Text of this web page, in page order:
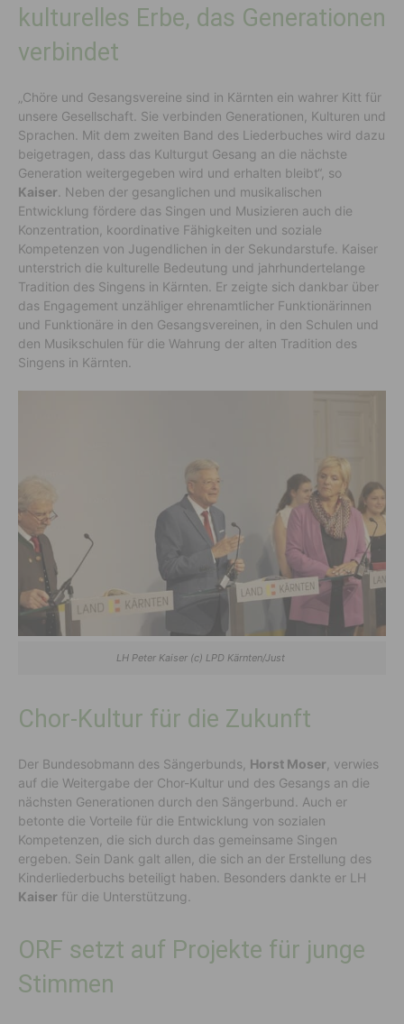
kulturelles Erbe, das Generationen
verbindet
„Chöre und Gesangsvereine sind in Kärnten ein wahrer Kitt für
unsere Gesellschaft. Sie verbinden Generationen, Kulturen und
Sprachen. Mit dem zweiten Band des Liederbuches wird dazu
beigetragen, dass das Kulturgut Gesang an die nächste
Generation weitergegeben wird und erhalten bleibt“, so
Kaiser . Neben der gesanglichen und musikalischen
Entwicklung fördere das Singen und Musizieren auch die
Konzentration, koordinative Fähigkeiten und soziale
Kompetenzen von Jugendlichen in der Sekundarstufe. Kaiser
unterstrich die kulturelle Bedeutung und jahrhundertelange
Tradition des Singens in Kärnten. Er zeigte sich dankbar über
das Engagement unzähliger ehrenamtlicher Funktionärinnen
und Funktionäre in den Gesangsvereinen, in den Schulen und
den Musikschulen für die Wahrung der alten Tradition des
Singens in Kärnten.
LH Peter Kaiser (c) LPD Kärnten/Just
Chor-Kultur für die Zukunft
Der Bundesobmann des Sängerbunds, Horst Moser , verwies
auf die Weitergabe der Chor-Kultur und des Gesangs an die
nächsten Generationen durch den Sängerbund. Auch er
betonte die Vorteile für die Entwicklung von sozialen
Kompetenzen, die sich durch das gemeinsame Singen
ergeben. Sein Dank galt allen, die sich an der Erstellung des
Kinderliederbuchs beteiligt haben. Besonders dankte er LH
Kaiser für die Unterstützung.
ORF setzt auf Projekte für junge
Stimmen